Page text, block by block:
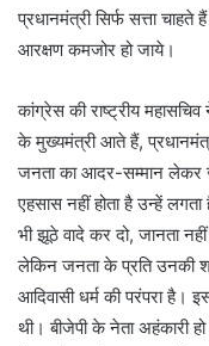
प्रधानमंत्री सिर्फ सत्ता
आरक्षण कमजोर हो जाये।
कांग्रेस की राष्ट्रीय
के मुख्यमंत्री आते हैं,
जनता का आदर-सम्मान लेकर
एहसास नहीं होता है उन्हें
भी झूठे वादे कर दो, जानता
लेकिन जनता के प्रति उनकी
आदिवासी धर्म की परंपरा है।
थी। बीजेपी के नेता